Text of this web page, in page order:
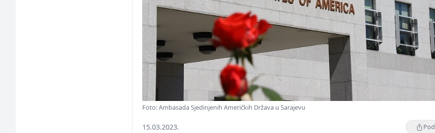
Foto: Ambasada Sjedinjenih Američkih Država u Sarajevu
15.03.2023.